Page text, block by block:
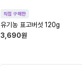
직접 구매한
유기농 표고버섯 120g
3,690원